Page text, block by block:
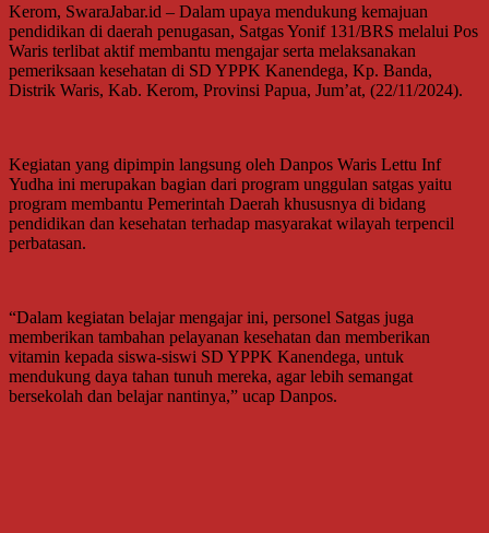
Kerom, SwaraJabar.id – Dalam upaya mendukung kemajuan
pendidikan di daerah penugasan, Satgas Yonif 131/BRS melalui Pos
Waris terlibat aktif membantu mengajar serta melaksanakan
pemeriksaan kesehatan di SD YPPK Kanendega, Kp. Banda,
Distrik Waris, Kab. Kerom, Provinsi Papua, Jum’at, (22/11/2024).
Kegiatan yang dipimpin langsung oleh Danpos Waris Lettu Inf
Yudha ini merupakan bagian dari program unggulan satgas yaitu
program membantu Pemerintah Daerah khususnya di bidang
pendidikan dan kesehatan terhadap masyarakat wilayah terpencil
perbatasan.
“Dalam kegiatan belajar mengajar ini, personel Satgas juga
memberikan tambahan pelayanan kesehatan dan memberikan
vitamin kepada siswa-siswi SD YPPK Kanendega, untuk
mendukung daya tahan tunuh mereka, agar lebih semangat
bersekolah dan belajar nantinya,” ucap Danpos.